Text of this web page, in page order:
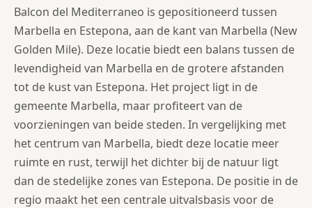
Balcon del Mediterraneo is gepositioneerd tussen
Marbella en Estepona, aan de kant van Marbella (New
Golden Mile). Deze locatie biedt een balans tussen de
levendigheid van Marbella en de grotere afstanden
tot de kust van Estepona. Het project ligt in de
gemeente Marbella, maar profiteert van de
voorzieningen van beide steden. In vergelijking met
het centrum van Marbella, biedt deze locatie meer
ruimte en rust, terwijl het dichter bij de natuur ligt
dan de stedelijke zones van Estepona. De positie in de
regio maakt het een centrale uitvalsbasis voor de